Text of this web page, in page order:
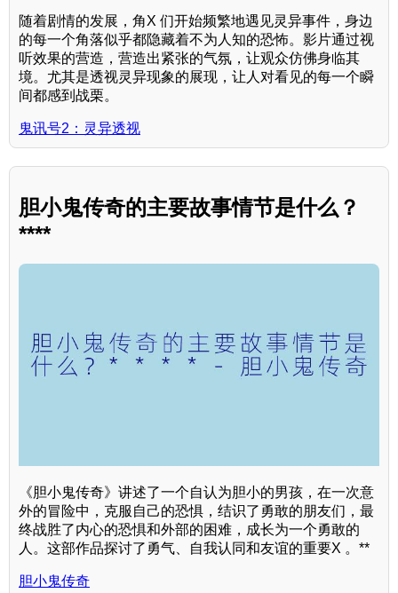
随着剧情的发展，角X 们开始频繁地遇见灵异事件，身边
的每一个角落似乎都隐藏着不为人知的恐怖。影片通过视
听效果的营造，营造出紧张的气氛，让观众仿佛身临其
境。尤其是透视灵异现象的展现，让人对看见的每一个瞬
间都感到战栗。
鬼讯号2：灵异透视
胆小鬼传奇的主要故事情节是什么？
****
《胆小鬼传奇》讲述了一个自认为胆小的男孩，在一次意
外的冒险中，克服自己的恐惧，结识了勇敢的朋友们，最
终战胜了内心的恐惧和外部的困难，成长为一个勇敢的
人。这部作品探讨了勇气、自我认同和友谊的重要X 。**
胆小鬼传奇